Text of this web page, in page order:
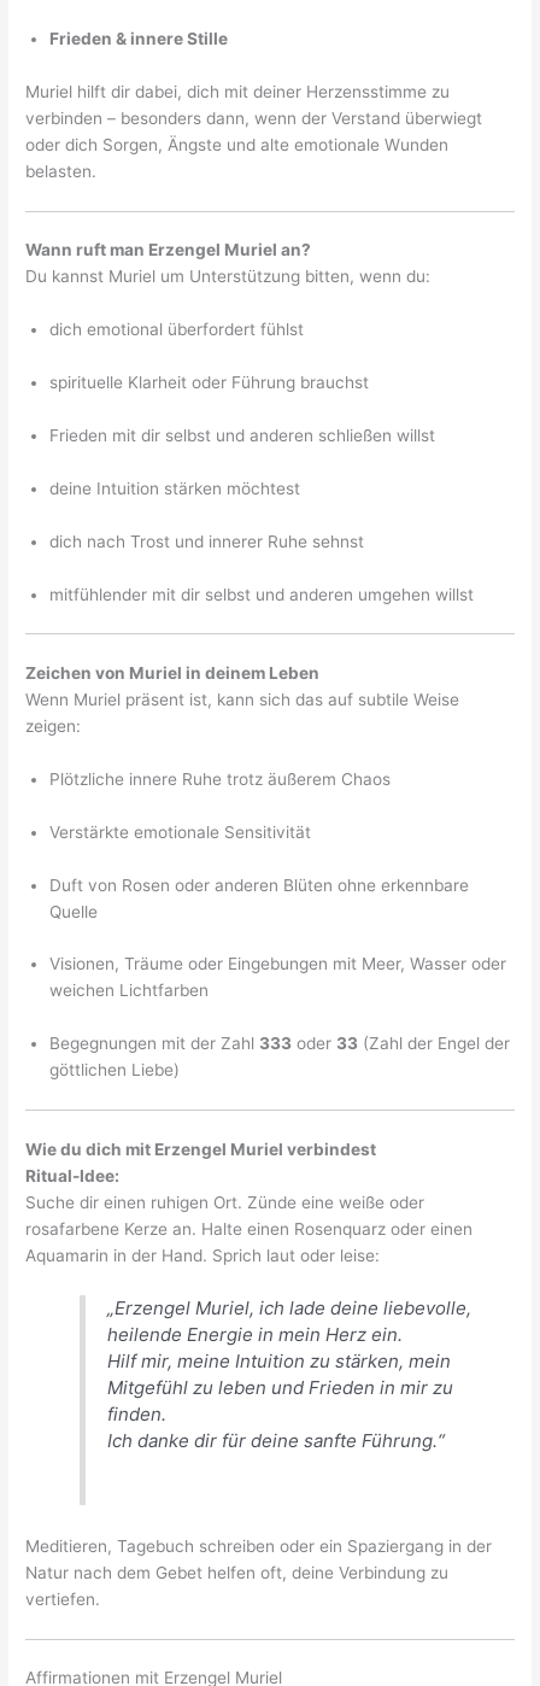
Frieden & innere Stille
Muriel hilft dir dabei, dich mit deiner Herzensstimme zu
verbinden – besonders dann, wenn der Verstand überwiegt
oder dich Sorgen, Ängste und alte emotionale Wunden
belasten.
Wann ruft man Erzengel Muriel an?
Du kannst Muriel um Unterstützung bitten, wenn du:
dich emotional überfordert fühlst
spirituelle Klarheit oder Führung brauchst
Frieden mit dir selbst und anderen schließen willst
deine Intuition stärken möchtest
dich nach Trost und innerer Ruhe sehnst
mitfühlender mit dir selbst und anderen umgehen willst
Zeichen von Muriel in deinem Leben
Wenn Muriel präsent ist, kann sich das auf subtile Weise
zeigen:
Plötzliche innere Ruhe trotz äußerem Chaos
Verstärkte emotionale Sensitivität
Duft von Rosen oder anderen Blüten ohne erkennbare
Quelle
Visionen, Träume oder Eingebungen mit Meer, Wasser oder
weichen Lichtfarben
Begegnungen mit der Zahl 333 oder 33 (Zahl der Engel der
göttlichen Liebe)
Wie du dich mit Erzengel Muriel verbindest
Ritual-Idee:
Suche dir einen ruhigen Ort. Zünde eine weiße oder
rosafarbene Kerze an. Halte einen Rosenquarz oder einen
Aquamarin in der Hand. Sprich laut oder leise:
„Erzengel Muriel, ich lade deine liebevolle,
heilende Energie in mein Herz ein.
Hilf mir, meine Intuition zu stärken, mein
Mitgefühl zu leben und Frieden in mir zu
finden.
Ich danke dir für deine sanfte Führung.“
Meditieren, Tagebuch schreiben oder ein Spaziergang in der
Natur nach dem Gebet helfen oft, deine Verbindung zu
vertiefen.
Affirmationen mit Erzengel Muriel